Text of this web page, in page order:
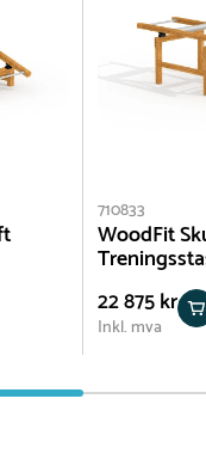
710833
WoodFit
22 875 kr
Inkl. mva